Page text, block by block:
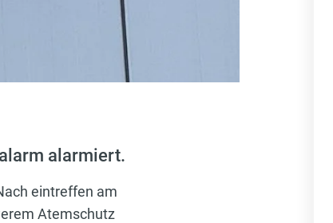
alarmiert.
eintreffen am
Atemschutz